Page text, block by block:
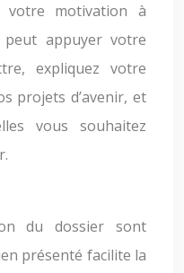
motivation à
peut appuyer votre
expliquez votre
projets d’avenir, et
vous souhaitez
du dossier sont
présenté facilite la